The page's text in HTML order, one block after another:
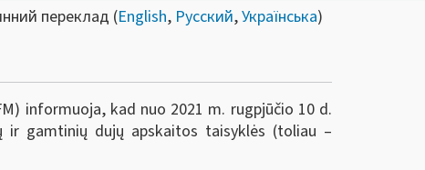
переклад (English, Русский,Українська)
informuoja, kad nuo 2021 m. rugpjūčio 10 d.
gamtinių dujų apskaitos taisyklės (toliau –